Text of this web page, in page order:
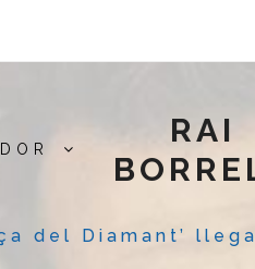
RAI
del Diamant’